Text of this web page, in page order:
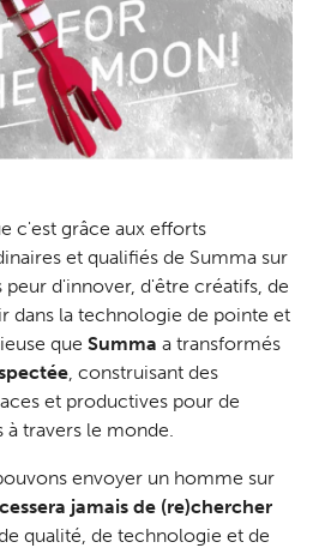
c'est grâce aux efforts
et qualifiés de Summa sur
peur d'innover, d'être créatifs, de
dans la technologie de pointe et
queSumma a transformés
, construisant des
et productives pour de
travers le monde.
envoyer un homme sur
jamais de (re)chercher
qualité, de technologie et de